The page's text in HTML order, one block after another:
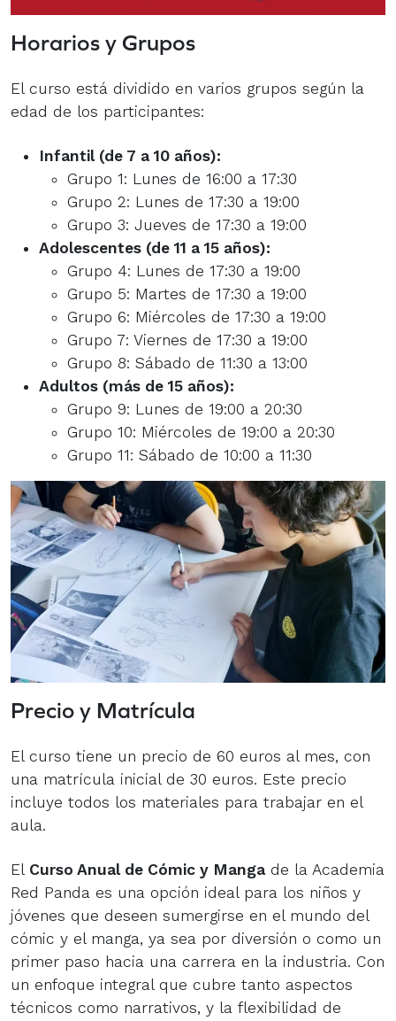
Horarios y Grupos
El curso está dividido en varios grupos según la
edad de los participantes:
Infantil (de 7 a 10 años):
Grupo 1: Lunes de 16:00 a 17:30
Grupo 2: Lunes de 17:30 a 19:00
Grupo 3: Jueves de 17:30 a 19:00
Adolescentes (de 11 a 15 años):
Grupo 4: Lunes de 17:30 a 19:00
Grupo 5: Martes de 17:30 a 19:00
Grupo 6: Miércoles de 17:30 a 19:00
Grupo 7: Viernes de 17:30 a 19:00
Grupo 8: Sábado de 11:30 a 13:00
Adultos (más de 15 años):
Grupo 9: Lunes de 19:00 a 20:30
Grupo 10: Miércoles de 19:00 a 20:30
Grupo 11: Sábado de 10:00 a 11:30
Precio y Matrícula
El curso tiene un precio de 60 euros al mes, con
una matrícula inicial de 30 euros. Este precio
incluye todos los materiales para trabajar en el
aula.
El Curso Anual de Cómic y Mangade la Academia
Red Panda es una opción ideal para los niños y
jóvenes que deseen sumergirse en el mundo del
cómic y el manga, ya sea por diversión o como un
primer paso hacia una carrera en la industria. Con
un enfoque integral que cubre tanto aspectos
técnicos como narrativos, y la flexibilidad de